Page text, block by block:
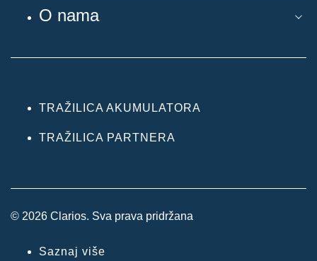
O nama
TRAŽILICA AKUMULATORA
TRAŽILICA PARTNERA
© 2026 Clarios. Sva prava pridržana
Saznaj više